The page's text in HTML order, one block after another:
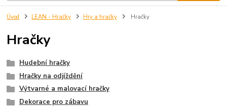
Úvod LEAN - Hračky Hry a hračky Hračky
Hračky
Hudební hračky
Hračky na odjíždění
Výtvarné a malovací hračky
Dekorace pro zábavu